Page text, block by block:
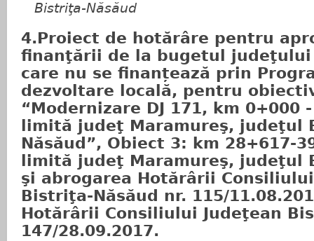
Bistriţa-Năsăud
4.Proiect de hotărâre pentru
finanţării de la bugetul
care nu se finanțează prin
dezvoltare locală, pentru
“Modernizare DJ 171, km 0+000
limită judeţ Maramureş, judeţul
Năsăud”, Obiect 3: km 28+617-
limită judeţ Maramureş, judeţul
şi abrogarea Hotărârii
Bistriţa-Năsăud nr. 115/
Hotărârii Consiliului Judeţean
147/28.09.2017.